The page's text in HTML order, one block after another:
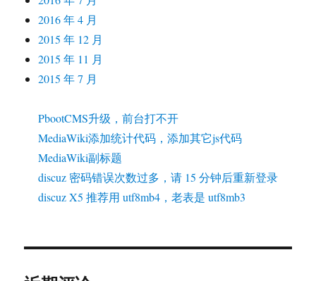
2016 年 4 月
2015 年 12 月
2015 年 11 月
2015 年 7 月
PbootCMS升级，前台打不开
MediaWiki添加统计代码，添加其它js代码
MediaWiki副标题
discuz 密码错误次数过多，请 15 分钟后重新登录
discuz X5 推荐用 utf8mb4，老表是 utf8mb3